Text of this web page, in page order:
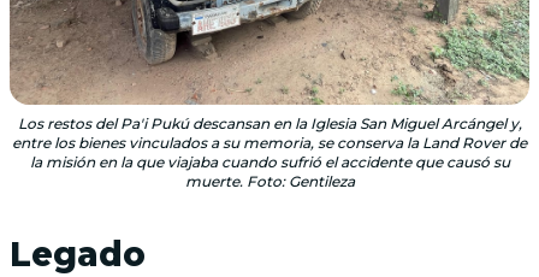
Los restos del Pa'i Pukú descansan en la Iglesia San Miguel Arcángel y,
entre los bienes vinculados a su memoria, se conserva la Land Rover de
la misión en la que viajaba cuando sufrió el accidente que causó su
muerte. Foto: Gentileza
Legado